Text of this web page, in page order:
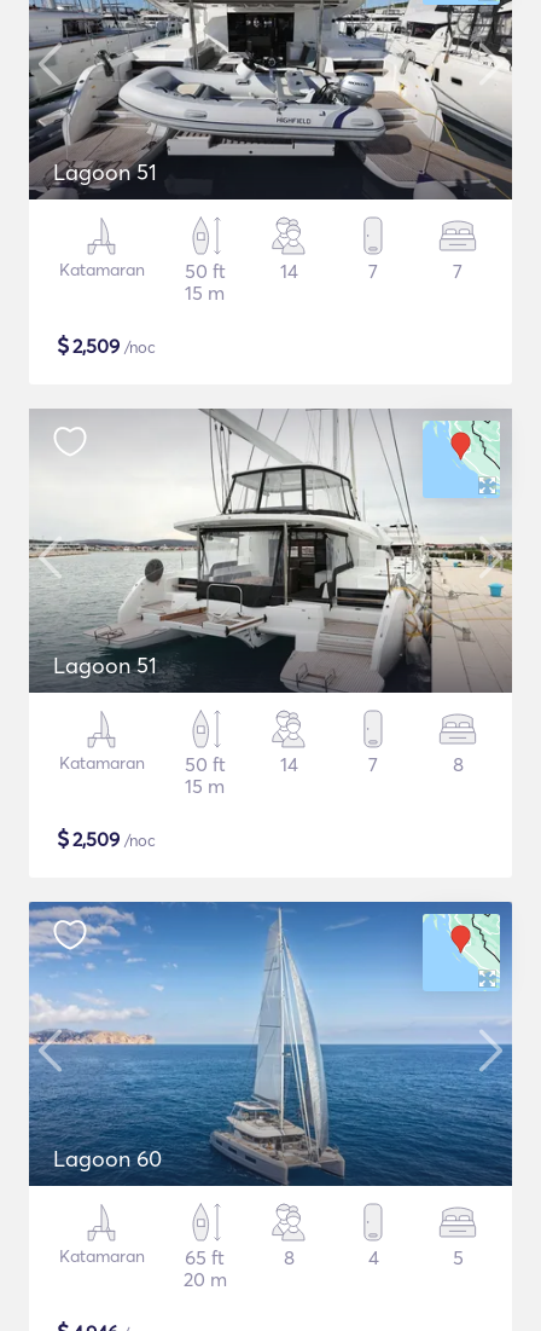
Lagoon 51
Katamaran
50 ft
15 m
14 7 7
$2,509 /noc
Lagoon 51
Katamaran
50 ft
15 m
14 7 8
$2,509 /noc
Lagoon 60
Katamaran
65 ft
20 m
8 4 5